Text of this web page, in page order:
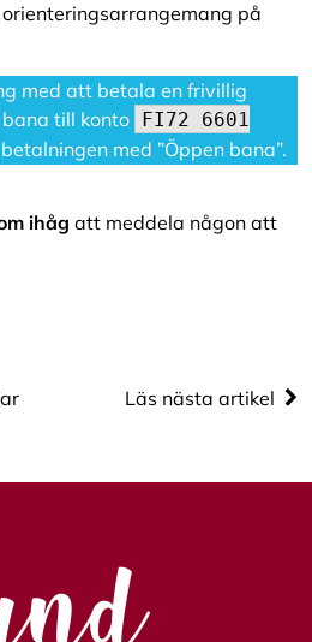
på
med att betala en frivillig
till konto FI72 6601
med ”Öppen bana”.
ihåg att meddela någon att
Läs nästa artikel